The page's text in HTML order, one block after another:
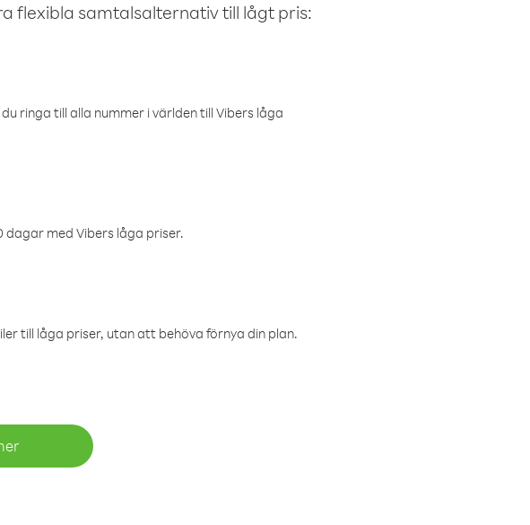
flexibla samtalsalternativ till lågt pris:
ringa till alla nummer i världen till Vibers låga
med Vibers låga priser.
till låga priser, utan att behöva förnya din plan.